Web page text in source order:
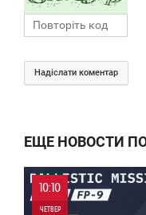
Надіслати коментар
ЕЩЕ НОВОСТИ ПО
10:10
ЧЕТВЕР